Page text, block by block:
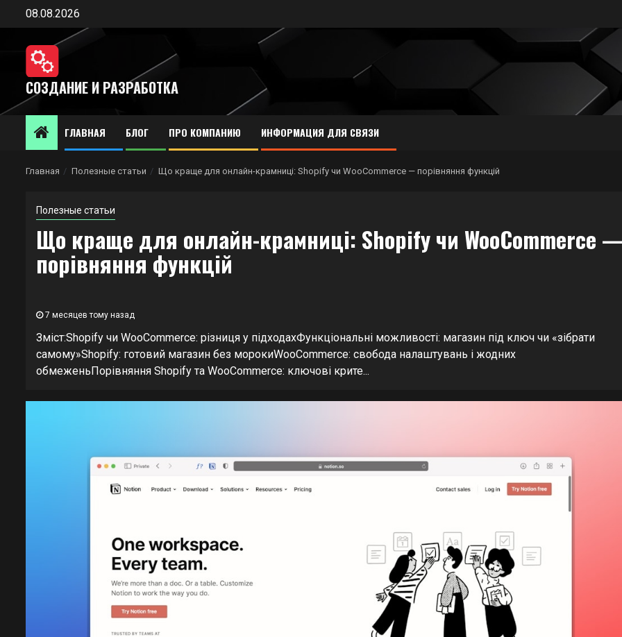
Перейти
содержимому
08.08.2026
СОЗДАНИЕ И РАЗРАБОТКА
ГЛАВНАЯ БЛОГ ПРО КОМПАНИЮ ИНФОРМАЦИЯ ДЛЯ СВЯЗИ
Главная Полезные статьи Що краще для онлайн-крамниці: Shopify чи WooCommerce — порівняння функцій
Полезные статьи
Що краще для онлайн-крамниці: Shopify чи WooCommerce
порівняння функцій
7 месяцев тому назад
Зміст:Shopify чи WooCommerce: різниця у підходахФункціональні можливості: магазин під ключ чи «зібрати
самому»Shopify: готовий магазин без морокиWooCommerce: свобода налаштувань і жодних
обмеженьПорівняння Shopify та WooCommerce: ключові крите...